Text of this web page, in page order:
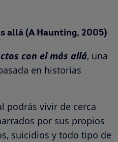
allá (A Haunting, 2005)
con el más allá, una
en historias
podrás vivir de cerca
por sus propios
suicidios y todo tipo de